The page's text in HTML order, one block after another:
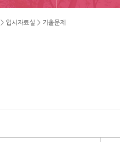
> 입시자료실 > 기출문제